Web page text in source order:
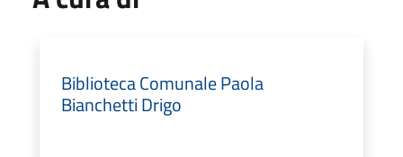
Biblioteca Comunale Paola
Bianchetti Drigo